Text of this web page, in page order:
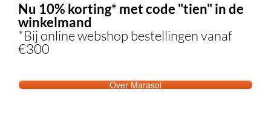
Nu 10% korting* met code "tien" in de
winkelmand
*Bij online webshop bestellingen vanaf
€300
Over Marasol